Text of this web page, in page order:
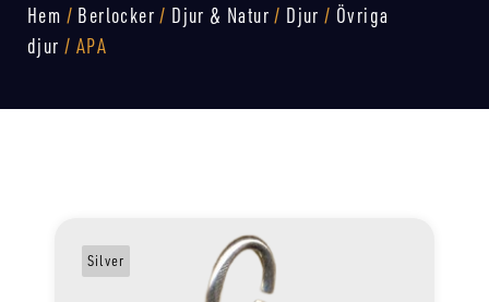
Hem / Berlocker / Djur & Natur / Djur / Övriga
djur / APA
Silver